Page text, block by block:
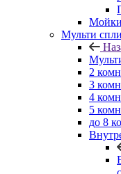
Мойки
Мульти
2
3
4
5
до 8